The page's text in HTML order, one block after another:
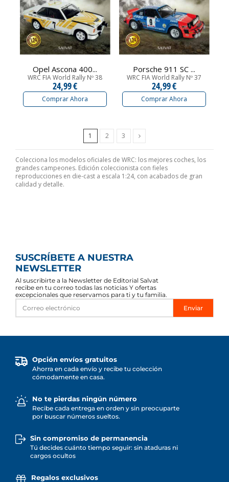
Opel Ascona 400...
WRC FIA World Rally Nº 38
24,99 €
Comprar Ahora
Porsche 911 SC ...
WRC FIA World Rally Nº 37
24,99 €
Comprar Ahora
1 2 3 Siguiente
Colecciona los modelos oficiales de WRC: los mejores coches, los
grandes campeones. Edición coleccionista con fieles
reproducciones en die-cast a escala 1:24, con acabados de gran
calidad y detalle.
SUSCRÍBETE A NUESTRA
NEWSLETTER
Al suscribirte a la Newsletter de Editorial Salvat
recibe en tu correo todas las noticias Y ofertas
excepcionales que reservamos para ti y tu familia.
Enviar
Opción envíos gratuitos
Ahorra en cada envío y recibe tu colección
cómodamente en casa.
No te pierdas ningún número
Recibe cada entrega en orden y sin preocuparte
por buscar números sueltos.
Sin compromiso de permanencia
Tú decides cuánto tiempo seguir: sin ataduras ni
cargos ocultos
Regalos exclusivos